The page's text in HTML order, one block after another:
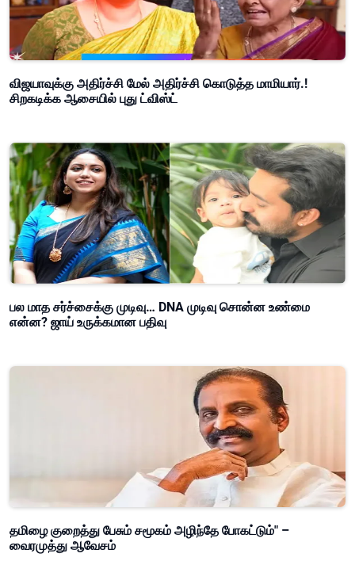
விஜயாவுக்கு அதிர்ச்சி மேல் அதிர்ச்சி கொடுத்த மாமியார்.!
சிறகடிக்க ஆசையில் புது ட்விஸ்ட்
பல மாத சர்ச்சைக்கு முடிவு… DNA முடிவு சொன்ன உண்மை
என்ன? ஜாய் உருக்கமான பதிவு
தமிழை குறைத்து பேசும் சமூகம் அழிந்தே போகட்டும்" –
வைரமுத்து ஆவேசம்